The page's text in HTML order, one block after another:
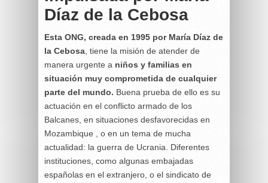
Díaz de la Cebosa
Esta ONG, creada en 1995 por María Díaz de
la Cebosa , tiene la misión de atender de
manera urgente a niños y familias en
situación muy comprometida de cualquier
parte del mundo. Buena prueba de ello es su
actuación en el conflicto armado de los
Balcanes, en situaciones desfavorecidas en
Mozambique , o en un tema de mucha
actualidad: la guerra de Ucrania. Diferentes
instituciones, como algunas embajadas
españolas en el extranjero, o el sindicato de